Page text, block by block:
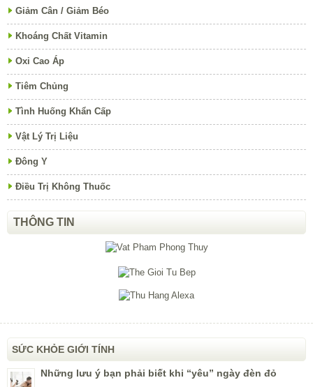
Giảm Cân / Giảm Béo
Khoáng Chất Vitamin
Oxi Cao Áp
Tiêm Chủng
Tình Huống Khẩn Cấp
Vật Lý Trị Liệu
Đông Y
Điều Trị Không Thuốc
THÔNG TIN
SỨC KHỎE GIỚI TÍNH
Những lưu ý bạn phải biết khi “yêu” ngày đèn đỏ